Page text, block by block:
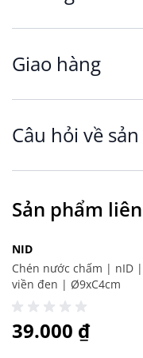
sự kết hợp giữa
lại độ chắc chắn
giúp bảo vệ bàn
cho đĩa ăn thông
vẻ ngoài hiện đại
Công năng chính
hoặc lạnh. Để
được dùng như
chuẩn bị bữa ăn,
cho dịp tiệc nhỏ,
vực quầy buffet tại
Chất liệu và
Giao hàng
Câu hỏi về
Sản phẩm
NID
Chén nước chấm | nID
viền đen | Ø9xC4cm
39.000 ₫